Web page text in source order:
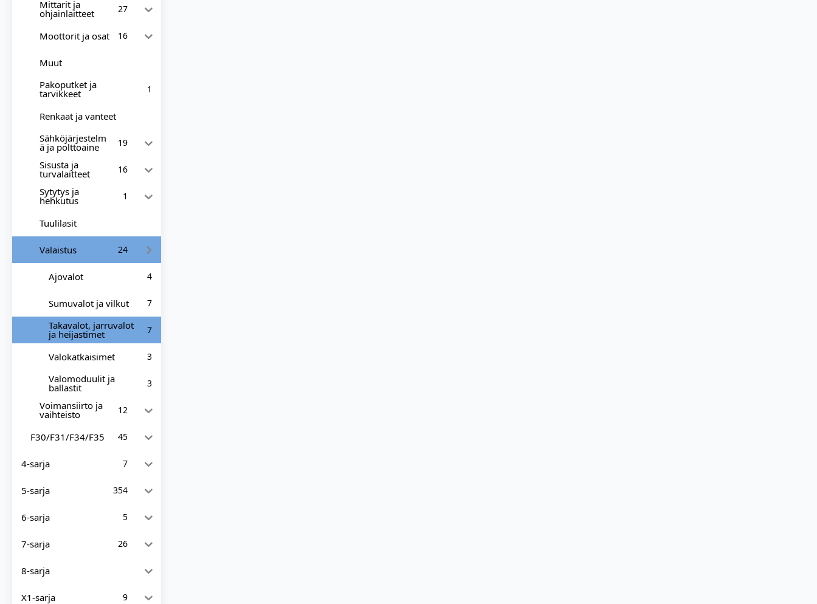
Mittarit ja
ohjainlaitteet 27
Moottorit ja osat 16
Muut
Pakoputket ja
tarvikkeet 1
Renkaat ja vanteet
Sähköjärjestelm
ä ja polttoaine 19
Sisusta ja
turvalaitteet 16
Sytytys ja
hehkutus 1
Tuulilasit
Valaistus 24
Ajovalot 4
Sumuvalot ja vilkut 7
Takavalot, jarruvalot
ja heijastimet 7
Valokatkaisimet 3
Valomoduulit ja
ballastit 3
Voimansiirto ja
vaihteisto 12
F30/F31/F34/F35 45
4-sarja 7
5-sarja 354
6-sarja 5
7-sarja 26
8-sarja
X1-sarja 9